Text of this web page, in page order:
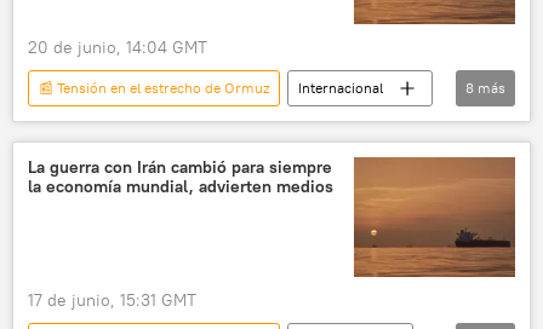
20 de junio, 14:04 GMT
📰 Tensión en el estrecho de Ormuz
Internacional
Irán
Israel política
EEUU
James David Vance
🌍 Oriente Medio
negociaciones
Estrecho de Ormuz
8 más
La guerra con Irán cambió para siempre
la economía mundial, advierten medios
17 de junio, 15:31 GMT